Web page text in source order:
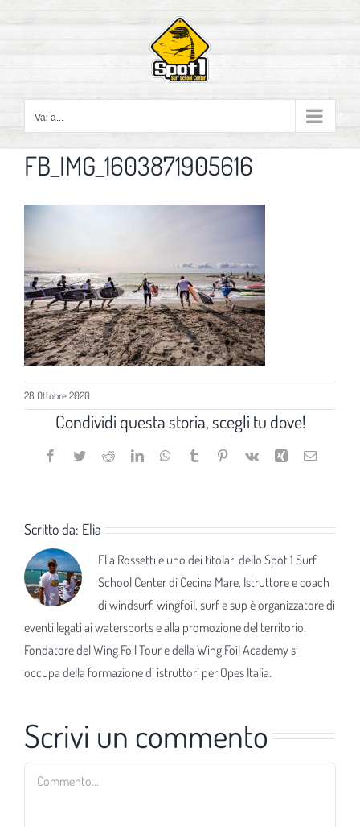
contenuto
Vai a...
FB_IMG_1603871905616
28 Ottobre 2020
Condividi questa storia, scegli tu dove!
Facebook
TwitterRedditLinkedInWhatsApp
TumblrPinterest
Vk Xing Email
Scritto da: Elia
Elia Rossetti è uno dei titolari dello Spot 1 Surf
School Center di Cecina Mare. Istruttore e coach
di windsurf, wingfoil, surf e sup è organizzatore di
eventi legati ai watersports e alla promozione del territorio.
Fondatore del Wing Foil Tour e della Wing Foil Academy si
occupa della formazione di istruttori per Opes Italia.
Scrivi un commento
Commento